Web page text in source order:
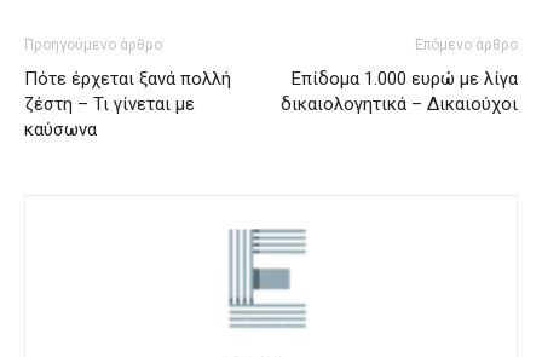
Προηγούμενο άρθρο
Πότε έρχεται ξανά πολλή
ζέστη – Τι γίνεται με
καύσωνα
Επόμενο άρθρο
Επίδομα 1.000 ευρώ με λίγα
δικαιολογητικά – Δικαιούχοι